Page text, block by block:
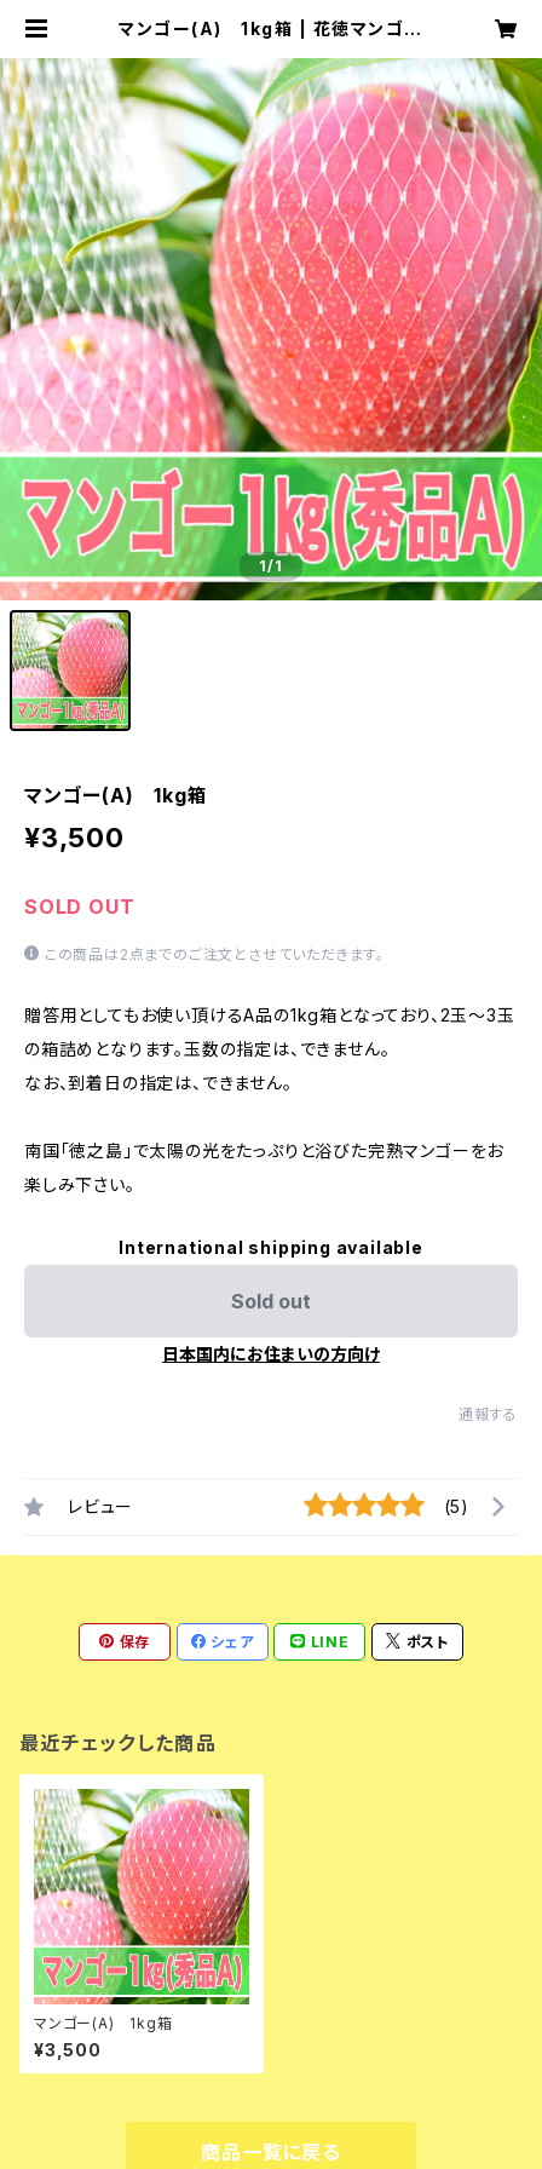
マンゴー(A) 1kg箱 | 花徳マンゴー
1/1
マンゴー(A) 1kg箱
¥3,500
SOLD OUT
この商品は2点までのご注文とさせていただきます。
贈答用としてもお使い頂けるA品の1kg箱となっており、2玉〜3玉
の箱詰めとなります。玉数の指定は、できません。
なお、到着日の指定は、できません。
南国「徳之島」で太陽の光をたっぷりと浴びた完熟マンゴーをお
楽しみ下さい。
International shipping available
Sold out
日本国内にお住まいの方向け
通報する
レビュー (5)
保存 シェア LINE ポスト
最近チェックした商品
マンゴー(A) 1kg箱
¥3,500
商品一覧に戻る